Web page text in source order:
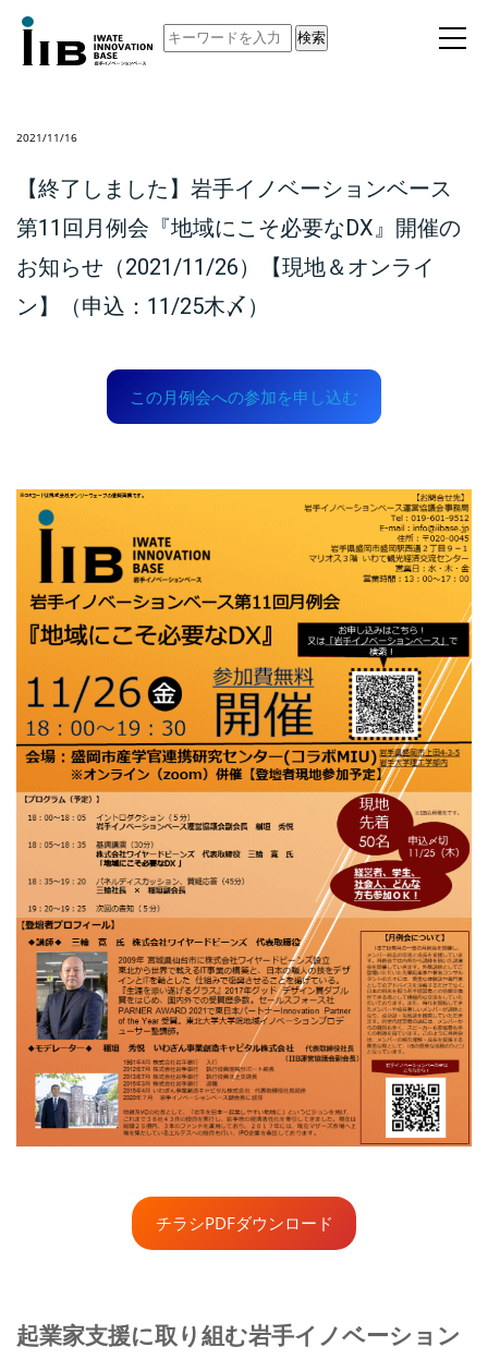
検索
2021/11/16
【終了しました】岩手イノベーションベース
第11回月例会『地域にこそ必要なDX』開催の
お知らせ（2021/11/26）【現地＆オンライ
ン】（申込：11/25木〆）
この月例会への参加を申し込む
チラシPDFダウンロード
起業家支援に取り組む岩手イノベーション